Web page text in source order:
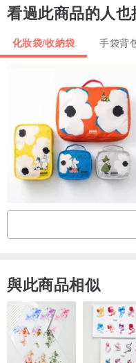
看過此商品的人也
化妝袋/收納袋 手袋背
與此商品相似